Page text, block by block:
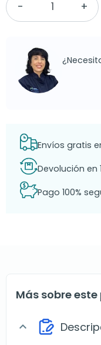
Envíos gratis
Devolución en
Pago 100%
Más sobre
expand_more